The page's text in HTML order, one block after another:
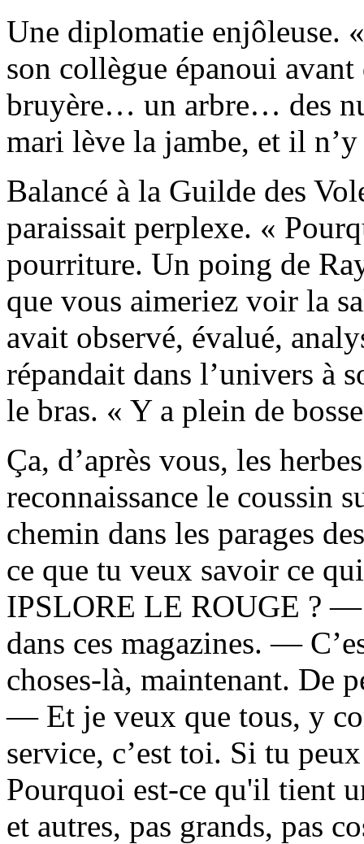
Une diplomatie enjôleuse.
son collègue épanoui
bruyère… un arbre… des
mari lève la jambe, et il
Balancé à la Guilde des
paraissait perplexe. «
pourriture. Un poing de
que vous aimeriez voir la
avait observé, évalué,
répandait dans l’univers à
le bras. « Y a plein de
Ça, d’après vous, les
reconnaissance le coussin
chemin dans les parages
ce que tu veux savoir ce
IPSLORE LE ROUGE ? —
dans ces magazines. —
choses-là, maintenant. De
— Et je veux que tous, y
service, c’est toi. Si tu
Pourquoi est-ce qu'il tient
et autres, pas grands, pas